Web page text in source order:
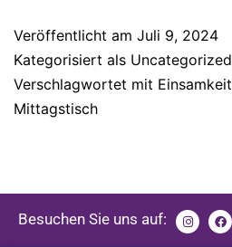
Veröffentlicht am Juli 9, 2024
Kategorisiert als Uncategorized
Verschlagwortet mit Einsamkeit
Mittagstisch
Besuchen Sie uns auf: